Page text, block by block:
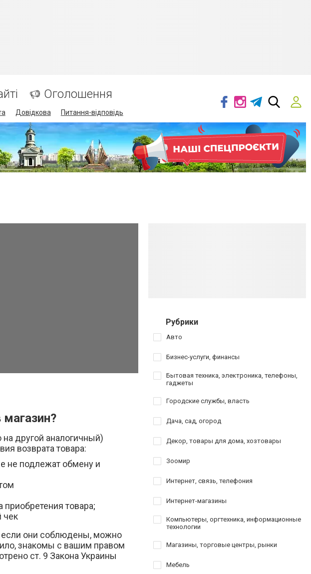
Оголошення
Довідкова Питання-відповідь
на другой аналогичный)
возврата товара:
не подлежат обмену и
товара;
чек
если они соблюдены, можно
знакомы с вашим правом
ст. 9 Закона Украины
Рубрики
Авто
Бизнес-услуги, финансы
Бытовая техника, электроника, телефоны,
гаджеты
Городские службы, власть
Дача, сад, огород
Декор, товары для дома, хозтовары
Зоомир
Интернет, связь, телефония
Интернет-магазины
Компьютеры, оргтехника, информационные
технологии
Магазины, торговые центры, рынки
Мебель